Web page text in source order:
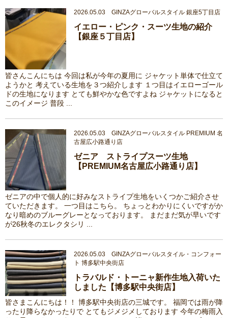
2026.05.03 GINZAグローバルスタイル 銀座5丁目店
イエロー・ピンク・スーツ生地の紹介
【銀座５丁目店】
皆さんこんにちは 今回は私が今年の夏用に ジャケット単体で仕立て
ようかと 考えている生地を３つ紹介します １つ目はイエローゴール
ドの生地になります とても鮮やかな色ですよね ジャケットになると
このイメージ 普段 ...
2026.05.03 GINZAグローバルスタイル PREMIUM 名
古屋広小路通り店
ゼニア ストライプスーツ生地
【PREMIUM名古屋広小路通り店】
ゼニアの中で個人的に好みなストライプ生地をいくつかご紹介させ
ていただきます。 一つ目はこちら。 ちょっとわかりにくいですがか
なり暗めのブルーグレーとなっております。 まだまだ気が早いです
が26秋冬のエレクタシリ ...
2026.05.03 GINZAグローバルスタイル・コンフォー
ト 博多駅中央街店
トラバルド・トーニャ新作生地入荷いた
しました【博多駅中央街店】
皆さまこんにちは！！ 博多駅中央街店の三城です。 福岡では雨が降
ったり降らなかったりで とてもジメジメしております 今年の梅雨入